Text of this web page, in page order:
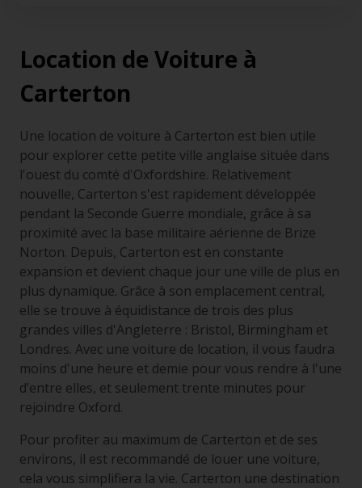
Location de Voiture à
Carterton
Une location de voiture à Carterton est bien utile
pour explorer cette petite ville anglaise située dans
l'ouest du comté d'Oxfordshire. Relativement
nouvelle, Carterton s'est rapidement développée
pendant la Seconde Guerre mondiale, grâce à sa
proximité avec la base militaire aérienne de Brize
Norton. Depuis, Carterton est en constante
expansion et devient chaque jour une ville de plus en
plus dynamique. Grâce à son emplacement central,
elle se trouve à équidistance de trois des plus
grandes villes d'Angleterre : Bristol, Birmingham et
Londres. Avec une voiture de location, il vous faudra
moins d'une heure et demie pour vous rendre à l'une
d’entre elles, et seulement trente minutes pour
rejoindre Oxford.
Pour profiter au maximum de Carterton et de ses
environs, il est recommandé de louer une voiture,
cela vous simplifiera la vie. Carterton une destination